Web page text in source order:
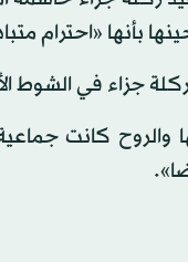
بأنها «احترام
جزاء في الشوط
كانت